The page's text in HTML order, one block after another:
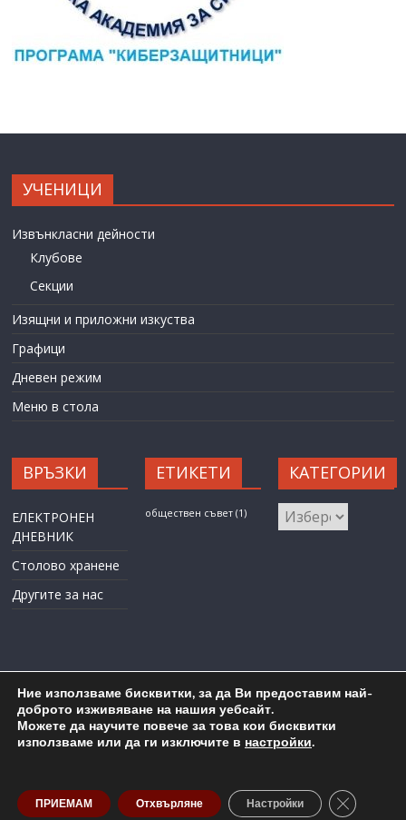
УЧЕНИЦИ
Извънкласни дейности
Клубове
Секции
Изящни и приложни изкуства
Графици
Дневен режим
Меню в стола
ВРЪЗКИ
ЕЛЕКТРОНЕН
ДНЕВНИК
Столово хранене
Другите за нас
ЕТИКЕТИ
обществен съвет (1)
КАТЕГОРИИ
КАТЕГОРИИ
Карта на сайта Административен достъп
Copyright © 2026 ОУ "Любен Каравелов" гр. Бургас
Ние използваме бисквитки, за да Ви предоставим най-
доброто изживяване на нашия уебсайт.
Можете да научите повече за това кои бисквитки
използваме или да ги изключите в настройки.
ПРИЕМАМ Отхвърляне Настройки Close